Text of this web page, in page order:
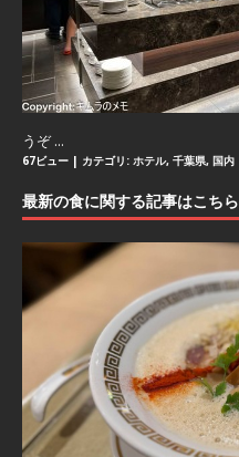
うぞ ...
67ビュー | カテゴリ: ホテル, 千葉県, 国内
最新の食に関する記事はこちら